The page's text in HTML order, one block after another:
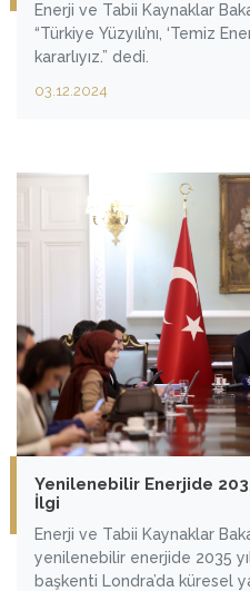
Enerji ve Tabii Kaynaklar
“Türkiye Yüzyılı’nı, ‘Temiz
kararlıyız.” dedi.
03.12.2024
Yenilenebilir Enerjide
İlgi
Enerji ve Tabii Kaynaklar
yenilenebilir enerjide 2035
başkenti Londra’da küresel